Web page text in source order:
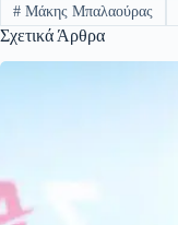
#Μάκης Μπαλαούρας
Σχετικά Άρθρα